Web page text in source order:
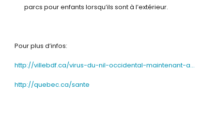
parcs pour enfants lorsqu’ils sont à l’extérieur.
Pour plus d’infos:
http://villebdf.ca/virus-du-nil-occidental-maintenant-a…
http://quebec.ca/sante